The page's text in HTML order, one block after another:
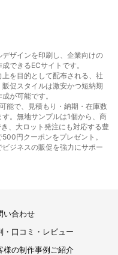
ザインを印刷し、企業向けの
できるECサイトです。
を目的として配布される、社
促スタイルは激安かつ短納期
が可能です。
能で、見積もり・納期・在庫数
。無地サンプルは1個から、商
、大ロット発注にも対応する豊
円クーポンをプレゼント。
ジネスの販促を強力にサポー
い合わせ
・口コミ・レビュー
様の制作事例ご紹介